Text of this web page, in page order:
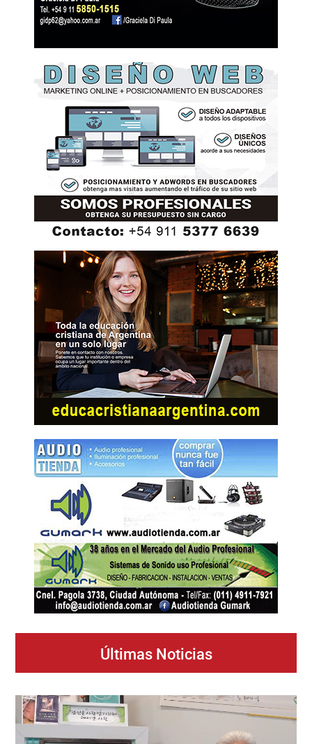
Últimas Noticias